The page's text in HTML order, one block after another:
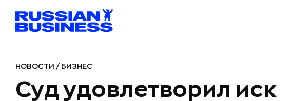
НОВОСТИ / БИЗНЕС
Суд удовлетворил иск